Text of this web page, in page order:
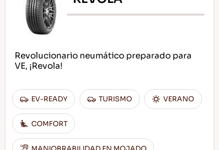
Revolucionario neumático preparado para
VE, ¡Revola!
EV-READY TURISMO VERANO
COMFORT